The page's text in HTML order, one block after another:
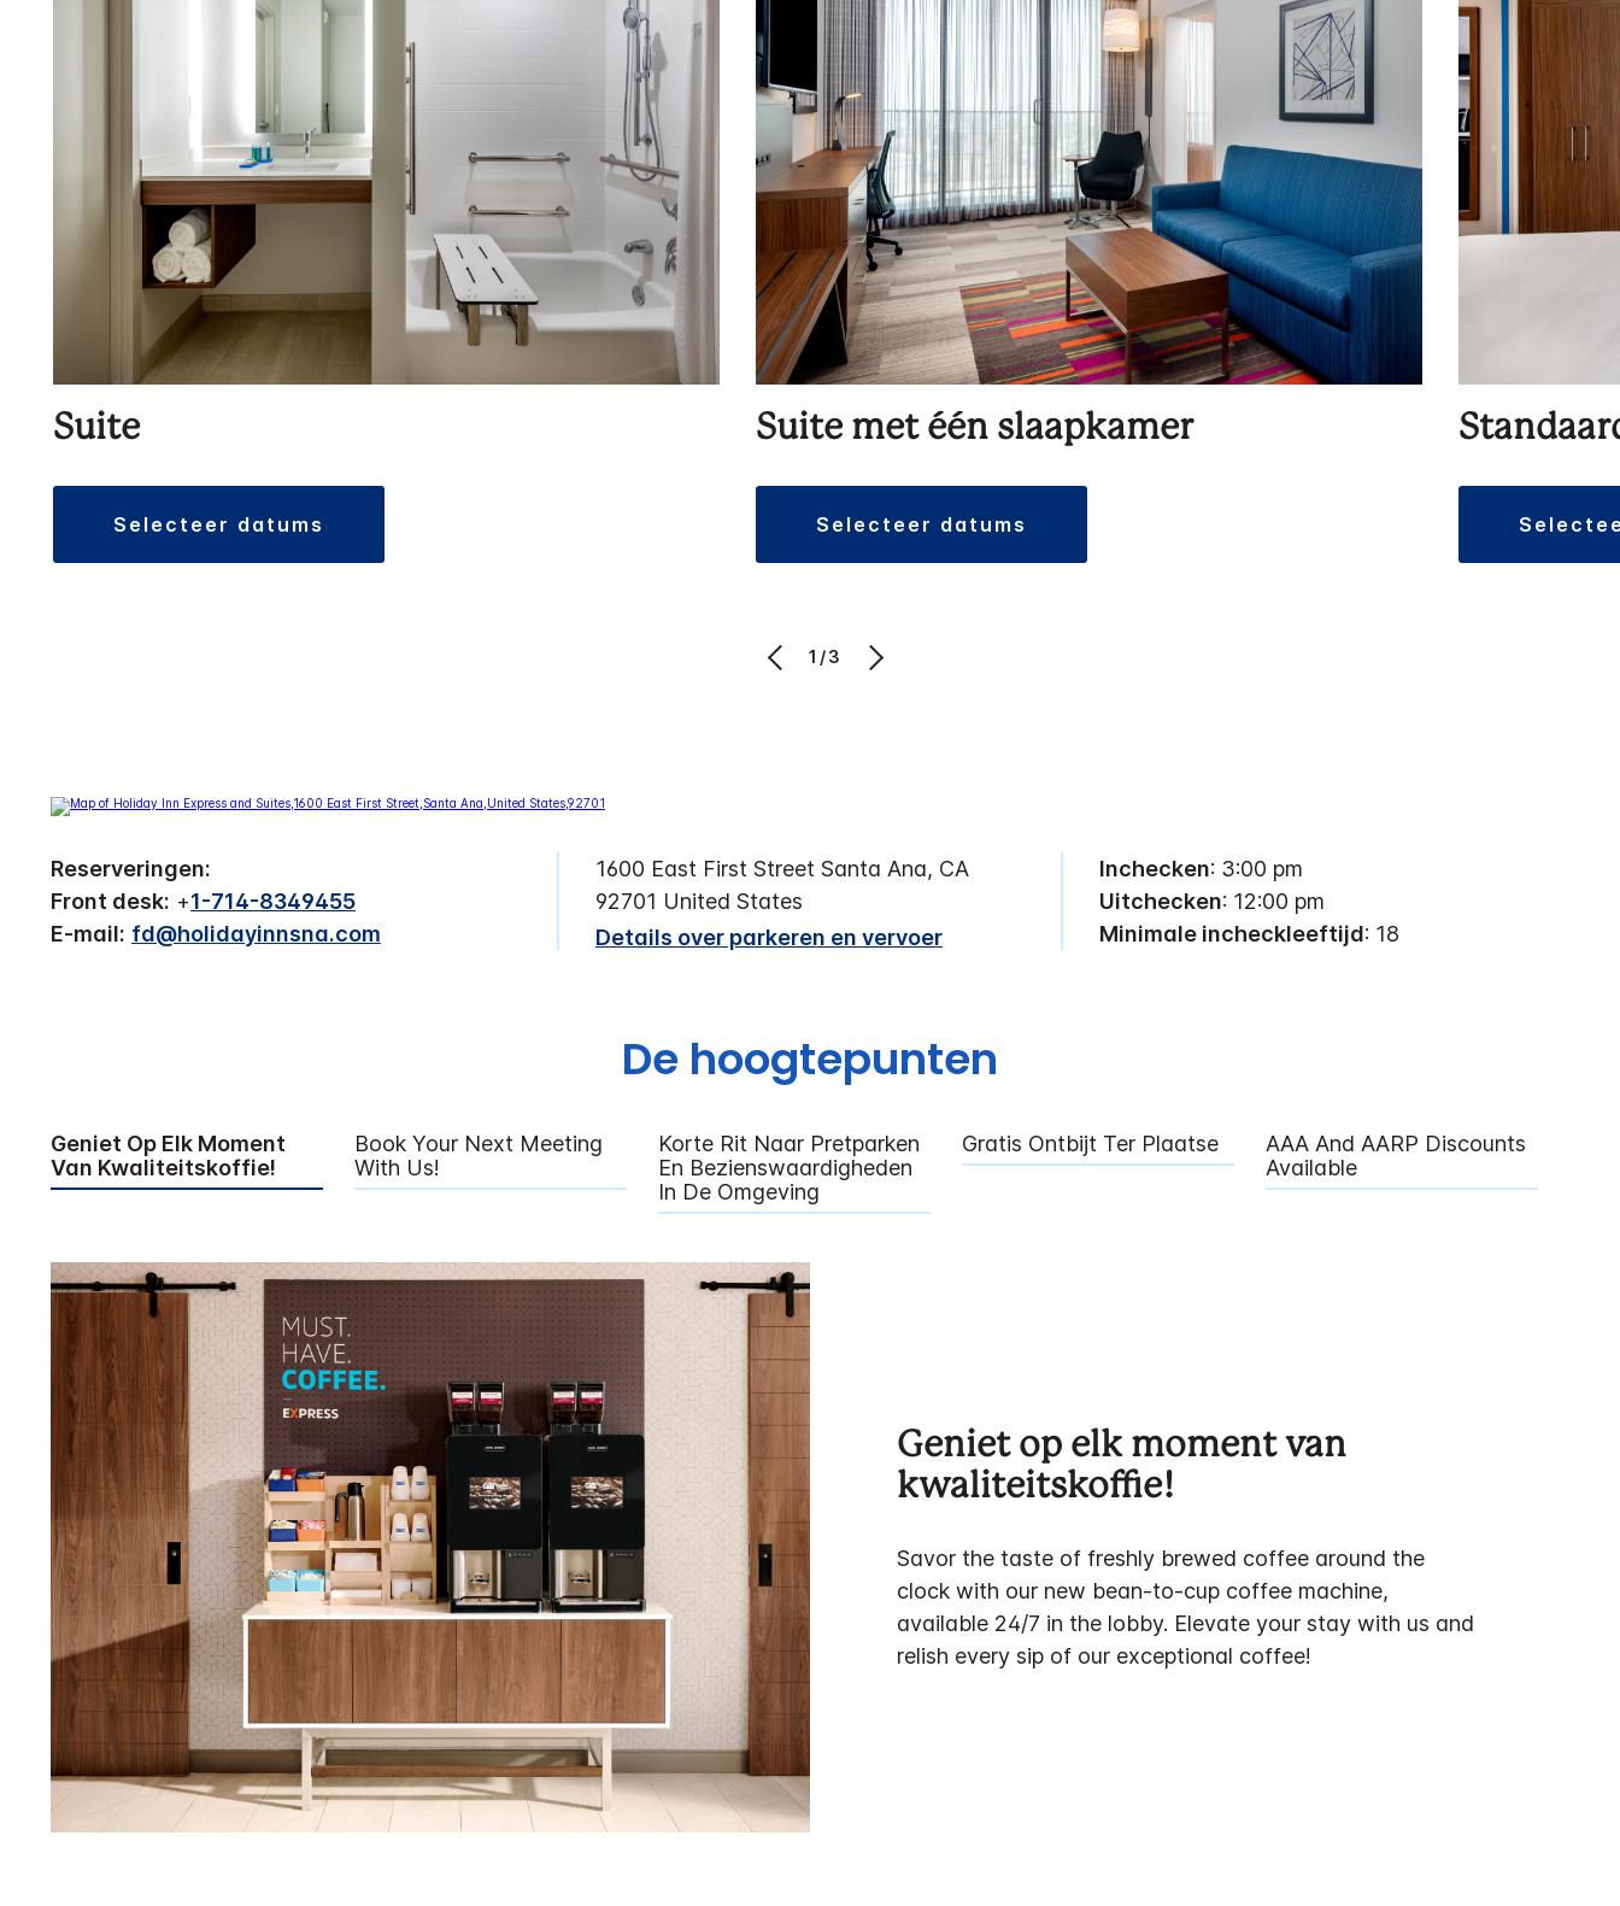
Suite
selecteer datums
Suite met één slaapkamer
selecteer datums
1/3
Reserveringen:
Front desk: +1-714-8349455
E-mail: fd@holidayinnsna.com
1600 East First Street Santa Ana, CA
92701 United States
Details over parkeren en vervoer
Inchecken: 3:00 pm
Uitchecken: 12:00 pm
Minimale incheckleeftijd: 18
De hoogtepunten
Geniet Op Elk Moment
Van Kwaliteitskoffie!
Book Your Next Meeting
With Us!
Korte Rit Naar Pretparken
En Bezienswaardigheden
In De Omgeving
Gratis Ontbijt Ter Plaatse
AAA And AARP Discounts
Available
Geniet op elk moment van
kwaliteitskoffie!
Savor the taste of freshly brewed coffee around the
clock with our new bean-to-cup coffee machine,
available 24/7 in the lobby. Elevate your stay with us and
relish every sip of our exceptional coffee!